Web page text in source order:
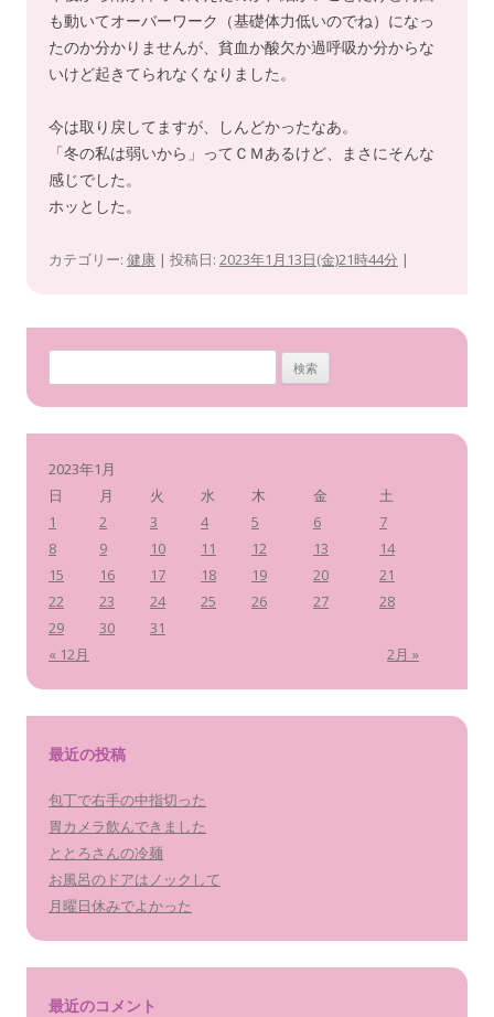
も動いてオーバーワーク（基礎体力低いのでね）になっ
たのか分かりませんが、貧血か酸欠か過呼吸か分からな
いけど起きてられなくなりました。
今は取り戻してますが、しんどかったなあ。
「冬の私は弱いから」ってＣＭあるけど、まさにそんな
感じでした。
ホッとした。
カテゴリー: 健康 | 投稿日: 2023年1月13日(金)21時44分 |
索
2023年1月
日
月 火 水 木 金 土
« 12月 2月 »
1 2 3 4 5 6
7
8
9 10 11 12 13
14
15
16 17 18 19 20
21
22
23 24 25 26 27
28
29
30 31
最近の投稿
包丁で右手の中指切った
胃カメラ飲んできました
ととろさんの冷麺
お風呂のドアはノックして
月曜日休みでよかった
最近のコメント